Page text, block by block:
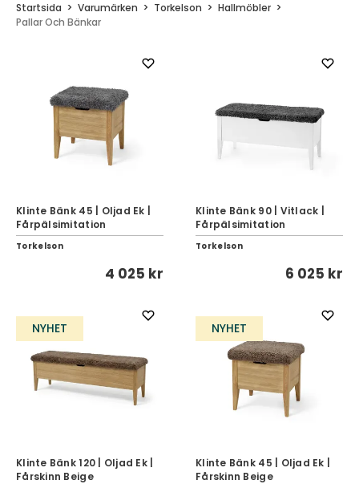
Startsida Varumärken Torkelson
Hallmöbler
Pallar Och Bänkar
Klinte Bänk 45 | Oljad Ek |
Fårpälsimitation
Torkelson
4 025 kr
Klinte Bänk 90 | Vitlack |
Fårpälsimitation
Torkelson
6 025 kr
NYHET
Klinte Bänk 120 | Oljad Ek |
Fårskinn Beige
NYHET
Klinte Bänk 45 | Oljad Ek |
Fårskinn Beige